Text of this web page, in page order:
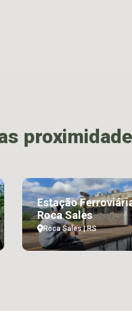
Estação
Roca Sales
Roca Sales | RS